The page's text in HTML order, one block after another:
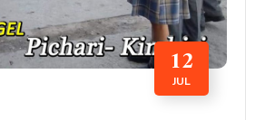
12
JUL